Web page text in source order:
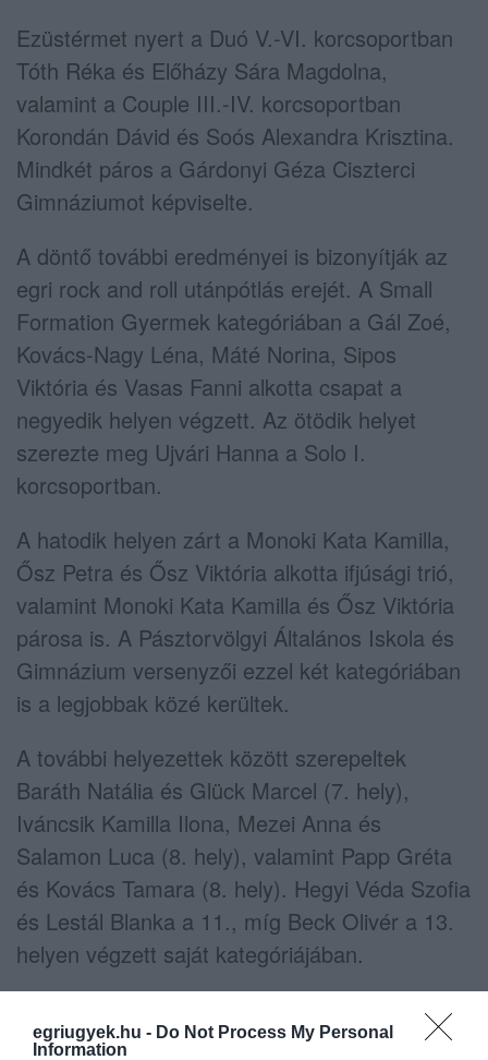
egriugyek.hu - Do Not Process My Personal
Information
Ezüstérmet nyert a Duó V.-VI. korcsoportban
Tóth Réka és Előházy Sára Magdolna,
valamint a Couple III.-IV. korcsoportban
Korondán Dávid és Soós Alexandra Krisztina.
Mindkét páros a Gárdonyi Géza Ciszterci
Gimnáziumot képviselte.
A döntő további eredményei is bizonyítják az
egri rock and roll utánpótlás erejét. A Small
Formation Gyermek kategóriában a Gál Zoé,
Kovács-Nagy Léna, Máté Norina, Sipos
Viktória és Vasas Fanni alkotta csapat a
negyedik helyen végzett. Az ötödik helyet
szerezte meg Ujvári Hanna a Solo I.
korcsoportban.
A hatodik helyen zárt a Monoki Kata Kamilla,
Ősz Petra és Ősz Viktória alkotta ifjúsági trió,
valamint Monoki Kata Kamilla és Ősz Viktória
párosa is. A Pásztorvölgyi Általános Iskola és
Gimnázium versenyzői ezzel két kategóriában
is a legjobbak közé kerültek.
A további helyezettek között szerepeltek
Baráth Natália és Glück Marcel (7. hely),
Iváncsik Kamilla Ilona, Mezei Anna és
Salamon Luca (8. hely), valamint Papp Gréta
és Kovács Tamara (8. hely). Hegyi Véda Szofia
és Lestál Blanka a 11., míg Beck Olivér a 13.
helyen végzett saját kategóriájában.
A Szöcskék / Grasshoppers TSE közösségi
oldalán úgy fogalmazott: a versenyen „sikerből,